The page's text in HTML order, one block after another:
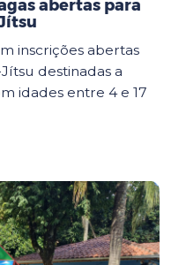
abertas para
inscrições abertas
destinadas a
idades entre 4 e 17